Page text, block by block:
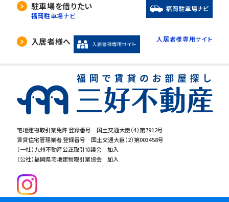
宅地建物取引業免許 登録番号 国土交通大臣（4）第7912号
賃貸住宅管理業者 登録番号 国土交通大臣（2）第003458号
（一社）九州不動産公正取引協議会 加入
（公社）福岡県宅地建物取引業協会 加入
駐車場を借りたい
福岡駐車場ナビ
入居者様へ 入居者様専用サイト